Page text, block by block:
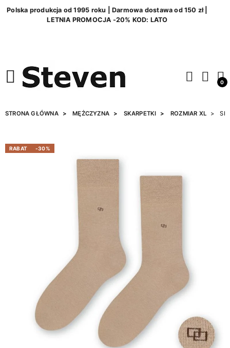
Polska produkcja od 1995 roku | Darmowa dostawa od 150 zł |
LETNIA PROMOCJA -20% KOD: LATO
0
STRONA GŁÓWNA MĘŻCZYZNA SKARPETKI ROZMIAR XL
RABAT -30%